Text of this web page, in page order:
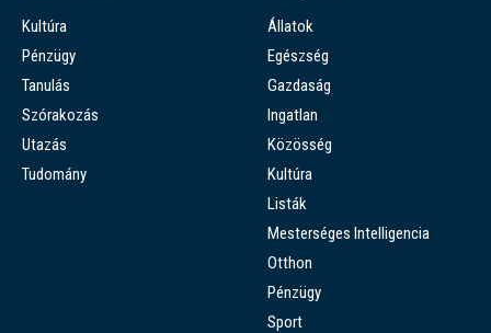
Kultúra
Pénzügy
Tanulás
Szórakozás
Utazás
Tudomány
Állatok
Egészség
Gazdaság
Ingatlan
Közösség
Kultúra
Listák
Mesterséges Intelligencia
Otthon
Pénzügy
Sport